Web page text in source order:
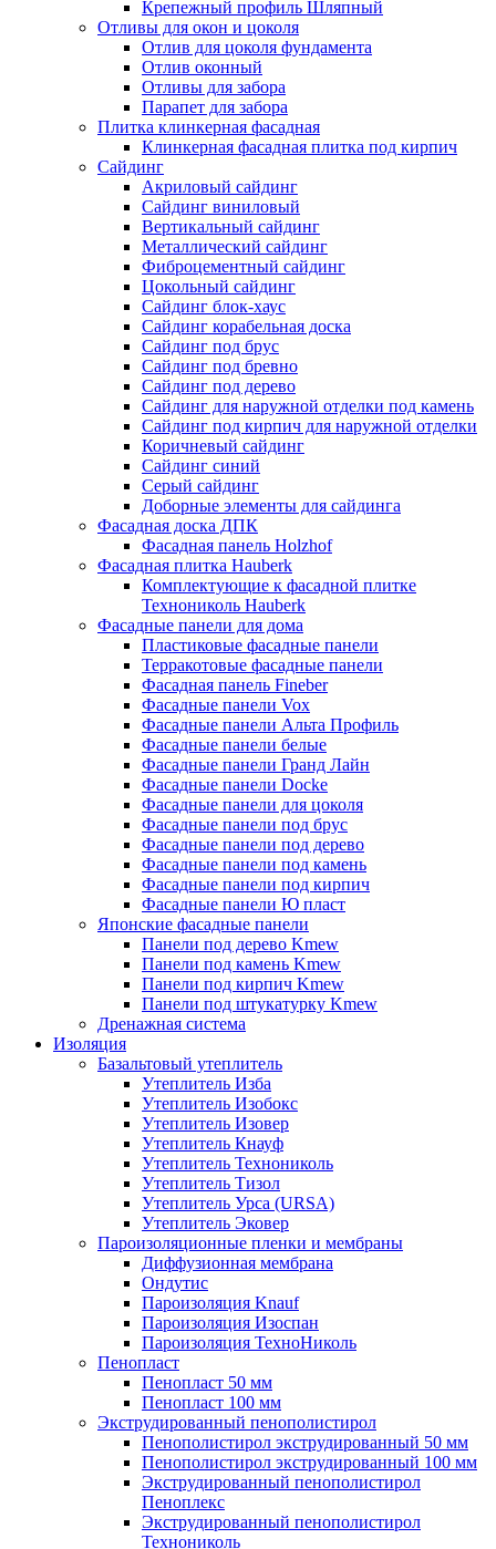
Крепежный профиль Шляпный
Отливы для окон и цоколя
Отлив для цоколя фундамента
Отлив оконный
Отливы для забора
Парапет для забора
Плитка клинкерная фасадная
Клинкерная фасадная плитка под кирпич
Сайдинг
Акриловый сайдинг
Сайдинг виниловый
Вертикальный сайдинг
Металлический сайдинг
Фиброцементный сайдинг
Цокольный сайдинг
Сайдинг блок-хаус
Сайдинг корабельная доска
Сайдинг под брус
Сайдинг под бревно
Сайдинг под дерево
Сайдинг для наружной отделки под камень
Сайдинг под кирпич для наружной отделки
Коричневый сайдинг
Сайдинг синий
Серый сайдинг
Доборные элементы для сайдинга
Фасадная доска ДПК
Фасадная панель Holzhof
Фасадная плитка Hauberk
Комплектующие к фасадной плитке
Технониколь Hauberk
Фасадные панели для дома
Пластиковые фасадные панели
Терракотовые фасадные панели
Фасадная панель Fineber
Фасадные панели Vox
Фасадные панели Альта Профиль
Фасадные панели белые
Фасадные панели Гранд Лайн
Фасадные панели Docke
Фасадные панели для цоколя
Фасадные панели под брус
Фасадные панели под дерево
Фасадные панели под камень
Фасадные панели под кирпич
Фасадные панели Ю пласт
Японские фасадные панели
Панели под дерево Kmew
Панели под камень Kmew
Панели под кирпич Kmew
Панели под штукатурку Kmew
Дренажная система
Изоляция
Базальтовый утеплитель
Утеплитель Изба
Утеплитель Изобокс
Утеплитель Изовер
Утеплитель Кнауф
Утеплитель Технониколь
Утеплитель Тизол
Утеплитель Урса (URSA)
Утеплитель Эковер
Пароизоляционные пленки и мембраны
Диффузионная мембрана
Ондутис
Пароизоляция Knauf
Пароизоляция Изоспан
Пароизоляция ТехноНиколь
Пенопласт
Пенопласт 50 мм
Пенопласт 100 мм
Экструдированный пенополистирол
Пенополистирол экструдированный 50 мм
Пенополистирол экструдированный 100 мм
Экструдированный пенополистирол
Пеноплекс
Экструдированный пенополистирол
Технониколь